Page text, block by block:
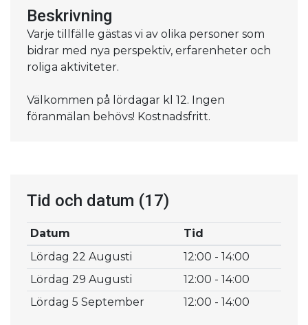
Beskrivning
Varje tillfälle gästas vi av olika personer som
bidrar med nya perspektiv, erfarenheter och
roliga aktiviteter.
Välkommen på lördagar kl 12. Ingen
föranmälan behövs! Kostnadsfritt.
Tid och datum (17)
Datum
Tid
Lördag 22 Augusti
12:00 - 14:00
Lördag 29 Augusti
12:00 - 14:00
Lördag 5 September
12:00 - 14:00